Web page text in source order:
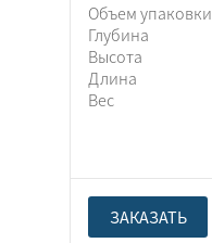
Объем упаковки
Глубина
Высота
Длина
Вес
ЗАКАЗАТЬ